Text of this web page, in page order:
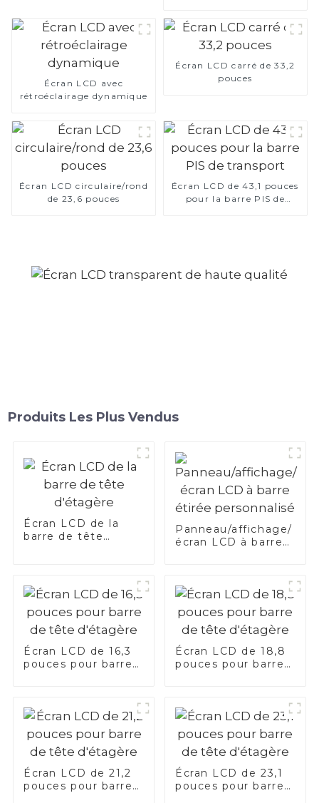
Écran LCD avec
rétroéclairage dynamique
Écran LCD carré de 33,2
pouces
Écran LCD circulaire/rond
de 23,6 pouces
Écran LCD de 43,1 pouces
pour la barre PIS de
Produits Les Plus Vendus
Écran LCD de la
barre de tête
Panneau/affichage/
écran LCD à barre
Écran LCD de 16,3
pouces pour barre
Écran LCD de 18,8
pouces pour barre
Écran LCD de 21,2
pouces pour barre
Écran LCD de 23,1
pouces pour barre